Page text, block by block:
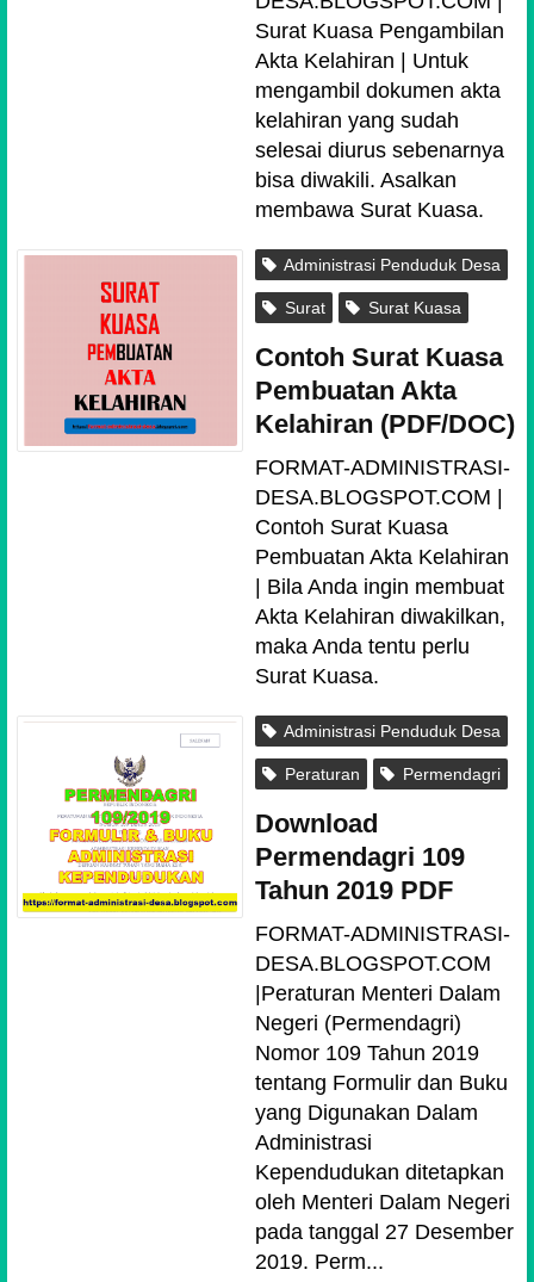
Surat Kuasa Pengambilan
Akta Kelahiran | Untuk
mengambil dokumen akta
kelahiran yang sudah
selesai diurus sebenarnya
bisa diwakili. Asalkan
membawa Surat Kuasa.
Administrasi Penduduk Desa
Surat Surat Kuasa
Contoh Surat Kuasa
Pembuatan Akta
Kelahiran (PDF/DOC)
FORMAT-ADMINISTRASI-
DESA.BLOGSPOT.COM |
Contoh Surat Kuasa
Pembuatan Akta Kelahiran
| Bila Anda ingin membuat
Akta Kelahiran diwakilkan,
maka Anda tentu perlu
Surat Kuasa.
Administrasi Penduduk Desa
Peraturan Permendagri
Download
Permendagri 109
Tahun 2019 PDF
FORMAT-ADMINISTRASI-
DESA.BLOGSPOT.COM
|Peraturan Menteri Dalam
Negeri (Permendagri)
Nomor 109 Tahun 2019
tentang Formulir dan Buku
yang Digunakan Dalam
Administrasi
Kependudukan ditetapkan
oleh Menteri Dalam Negeri
pada tanggal 27 Desember
2019. Perm...